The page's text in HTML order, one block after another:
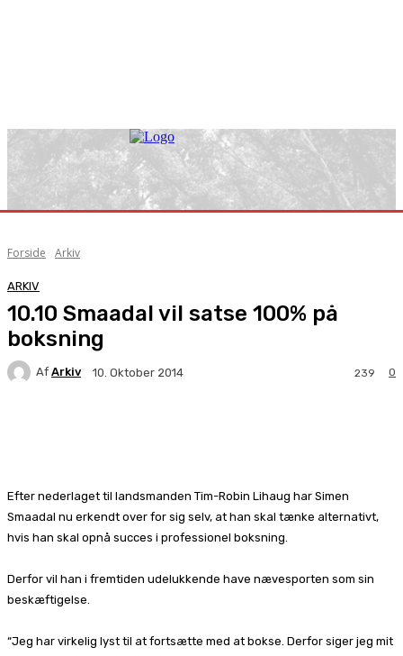
Forside Arkiv
ARKIV
10.10 Smaadal vil satse 100% på
boksning
Af Arkiv 10. Oktober 2014 0
239
Efter nederlaget til landsmanden Tim-Robin Lihaug har Simen
Smaadal nu erkendt over for sig selv, at han skal tænke alternativt,
hvis han skal opnå succes i professionel boksning.
Derfor vil han i fremtiden udelukkende have nævesporten som sin
beskæftigelse.
“Jeg har virkelig lyst til at fortsætte med at bokse. Derfor siger jeg mit